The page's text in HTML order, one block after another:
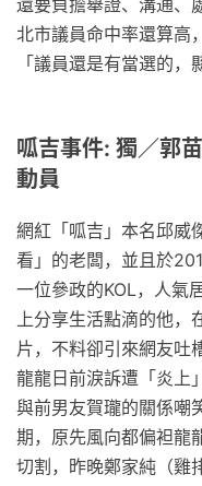
還要負擔舉證、溝通、
北市議員命中率還算高
「議員還是有當選的，
呱吉事件: 獨／郭
動員
網紅「呱吉」本名邱威
看」的老闆，並且於
一位參政的KOL，人氣
上分享生活點滴的他，
片，不料卻引來網友吐
龍龍日前淚訴遭「炎上
與前男友賀瓏的關係嘲
期，原先風向都偏袒龍
切割，昨晚鄭家純（雞